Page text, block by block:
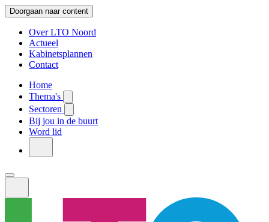
Doorgaan naar content
Over LTO Noord
Actueel
Kabinetsplannen
Contact
Home
Thema's
Sectoren
Bij jou in de buurt
Word lid